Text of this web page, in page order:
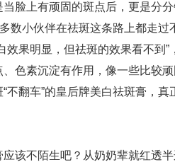
脸上有顽固的斑点后，更是分分
数小伙伴在祛斑这条路上都走
果明显，但祛斑的效果看不到”
色素沉淀有作用，像一些比较
不翻车”的皇后牌美白祛斑膏，
该不陌生吧？从奶奶辈就红透